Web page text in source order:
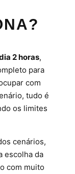
2 horas,
para
com
tudo é
os limites
cenários,
escolha da
com muito